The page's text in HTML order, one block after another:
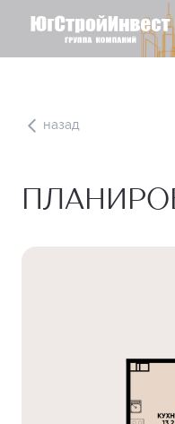
назад